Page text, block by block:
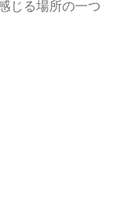
じる場所の一つ